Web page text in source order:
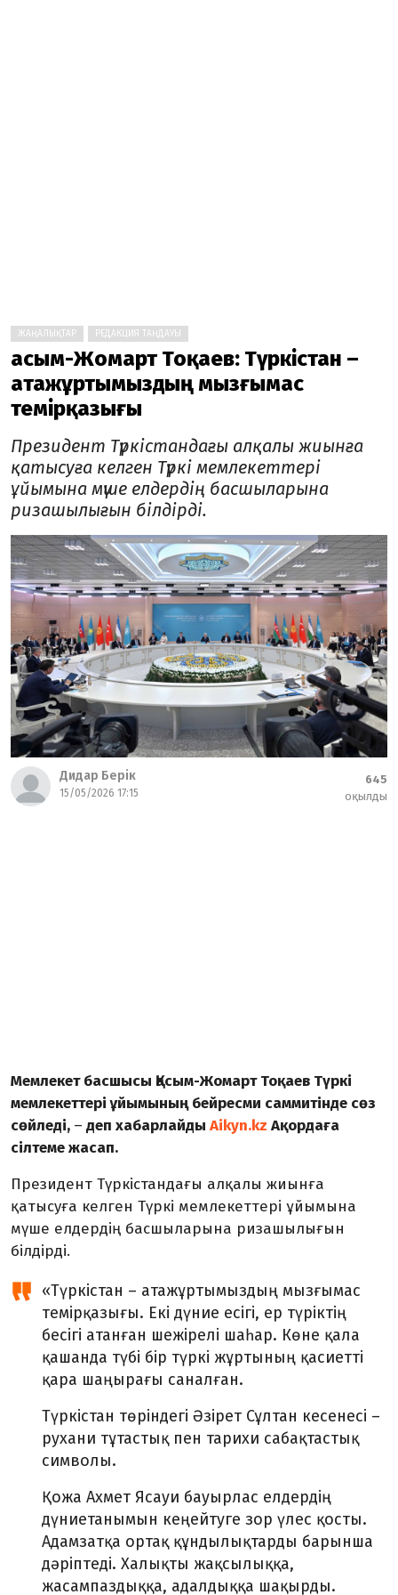
ЖАҢАЛЫҚТАР РЕДАКЦИЯ ТАҢДАУЫ
Қасым-Жомарт Тоқаев: Түркістан –
атажұртымыздың мызғымас
темірқазығы
Президент Түркістандағы алқалы жиынға
қатысуға келген Түркі мемлекеттері
ұйымына мүше елдердің басшыларына
ризашылығын білдірді.
Дидар Берік
15/05/2026 17:15
645
оқылды
Мемлекет басшысы Қасым-Жомарт Тоқаев Түркі
мемлекеттері ұйымының бейресми саммитінде сөз
сөйледі, – деп хабарлайды Aikyn.kz Ақордаға
сілтеме жасап.
Президент Түркістандағы алқалы жиынға
қатысуға келген Түркі мемлекеттері ұйымына
мүше елдердің басшыларына ризашылығын
білдірді.
«Түркістан – атажұртымыздың мызғымас
темірқазығы. Екі дүние есігі, ер түріктің
бесігі атанған шежірелі шаһар. Көне қала
қашанда түбі бір түркі жұртының қасиетті
қара шаңырағы саналған.
Түркістан төріндегі Әзірет Сұлтан кесенесі –
рухани тұтастық пен тарихи сабақтастық
символы.
Қожа Ахмет Ясауи бауырлас елдердің
дүниетанымын кеңейтуге зор үлес қосты.
Адамзатқа ортақ құндылықтарды барынша
дәріптеді. Халықты жақсылыққа,
жасампаздыққа, адалдыққа шақырды.